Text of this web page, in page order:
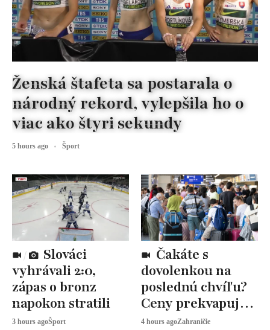
vyhrávali 2:0,
zápas o bronz
napokon stratili
3 hours agoŠport
dovolenkou na
poslednú chvíľu?
Ceny prekvapujú,
odborníci radia
4 hours agoZahraničie
Ženská štafeta sa postarala o
národný rekord, vylepšila ho o
viac ako štyri sekundy
5 hours ago Šport